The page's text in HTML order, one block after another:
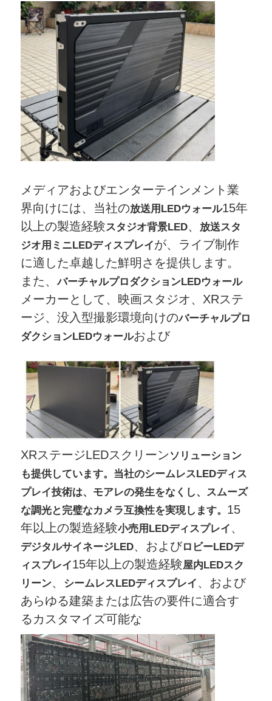
メディアおよびエンターテインメント業
界向けには、当社の放送用LEDウォール15年
以上の製造経験スタジオ背景LED、
放送スタ
ジオ用ミニLEDディスプレイが、ライブ制作
に適した卓越した鮮明さを提供します。
また、バーチャルプロダクションLEDウォール
メーカーとして、映画スタジオ、XRステ
ージ、没入型撮影環境向けのバーチャルプロ
ダクションLEDウォールおよび
XRステージLEDスクリーンソリューション
も提供しています。当社のシームレスLEDディス
プレイ技術は、モアレの発生をなくし、スムーズ
な調光と完璧なカメラ互換性を実現します。 15
年以上の製造経験小売用LEDディスプレイ 、
デジタルサイネージLED、およびロビーLEDデ
ィスプレイ15年以上の製造経験屋内LEDスク
リーン、 シームレスLEDディスプレイ 、および
あらゆる建築または広告の要件に適合す
るカスタマイズ可能な